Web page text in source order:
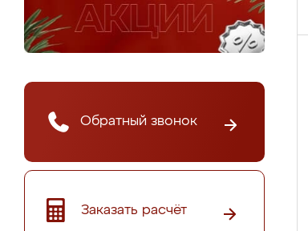
Обратный звонок
Заказать расчёт